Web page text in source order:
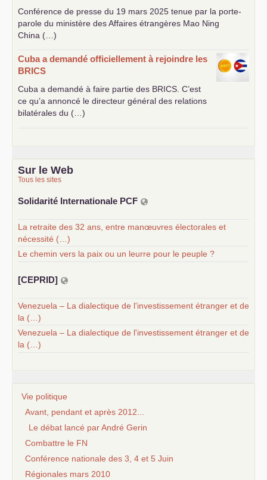
Conférence de presse du 19 mars 2025 tenue par la porte-
parole du ministère des Affaires étrangères Mao Ning
China (…)
Cuba a demandé officiellement à rejoindre les
BRICS
Cuba a demandé à faire partie des BRICS . C’est
ce qu’a annoncé le directeur général des relations
bilatérales du (…)
Sur le Web
Tous les sites
Solidarité Internationale PCF
La retraite des 32 ans, entre manœuvres électorales et
nécessité (…)
Le chemin vers la paix ou un leurre pour le peuple ?
[CEPRID]
Venezuela – La dialectique de l'investissement étranger et de
la (…)
Venezuela – La dialectique de l'investissement étranger et de
la (…)
Vie politique
Avant, pendant et après 2012...
Le débat lancé par André Gerin
Combattre le FN
Conférence nationale des 3, 4 et 5 Juin
Régionales mars 2010